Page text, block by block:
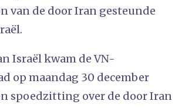
van de door Iran gesteunde
Israël kwam de VN-
op maandag 30 december
spoedzitting over de door Iran